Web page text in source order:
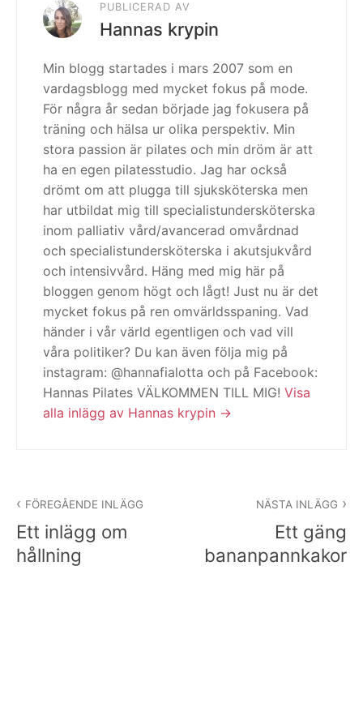
PUBLICERAD AV
Hannas krypin
Min blogg startades i mars 2007 som en
vardagsblogg med mycket fokus på mode.
För några år sedan började jag fokusera på
träning och hälsa ur olika perspektiv. Min
stora passion är pilates och min dröm är att
ha en egen pilatesstudio. Jag har också
drömt om att plugga till sjuksköterska men
har utbildat mig till specialistundersköterska
inom palliativ vård/avancerad omvårdnad
och specialistundersköterska i akutsjukvård
och intensivvård. Häng med mig här på
bloggen genom högt och lågt! Just nu är det
mycket fokus på ren omvärldsspaning. Vad
händer i vår värld egentligen och vad vill
våra politiker? Du kan även följa mig på
instagram: @hannafialotta och på Facebook:
Hannas Pilates VÄLKOMMEN TILL MIG! Visa
alla inlägg av Hannas krypin
FÖREGÅENDE INLÄGG
Ett inlägg om
hållning
NÄSTA INLÄGG
Ett gäng
bananpannkakor